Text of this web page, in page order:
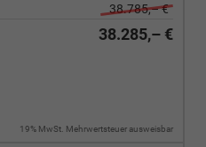
38.785,– €
38.285,– €
19% MwSt. Mehrwertsteuer ausweisbar